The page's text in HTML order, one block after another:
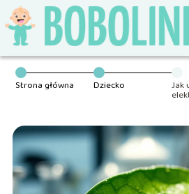
Strona główna Dziecko Jak